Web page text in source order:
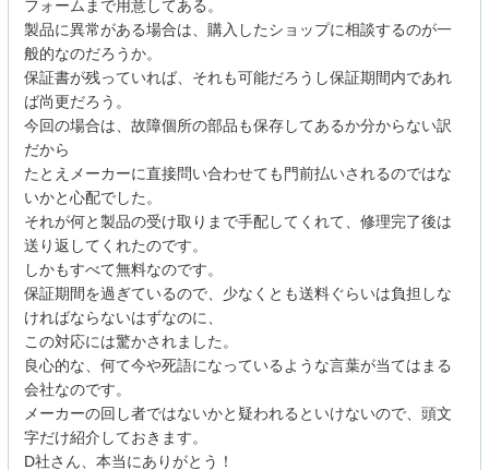
フォームまで用意してある。
製品に異常がある場合は、購入したショップに相談するのが一
般的なのだろうか。
保証書が残っていれば、それも可能だろうし保証期間内であれ
ば尚更だろう。
今回の場合は、故障個所の部品も保存してあるか分からない訳
だから
たとえメーカーに直接問い合わせても門前払いされるのではな
いかと心配でした。
それが何と製品の受け取りまで手配してくれて、修理完了後は
送り返してくれたのです。
しかもすべて無料なのです。
保証期間を過ぎているので、少なくとも送料ぐらいは負担しな
ければならないはずなのに、
この対応には驚かされました。
良心的な、何て今や死語になっているような言葉が当てはまる
会社なのです。
メーカーの回し者ではないかと疑われるといけないので、頭文
字だけ紹介しておきます。
D社さん、本当にありがとう！